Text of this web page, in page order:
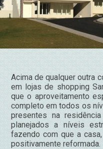
Acima de qualquer outra
em lojas de shopping
que o aproveitamento
completo em todos os
presentes na
planejados a níveis
fazendo com que a
positivamente reformada.